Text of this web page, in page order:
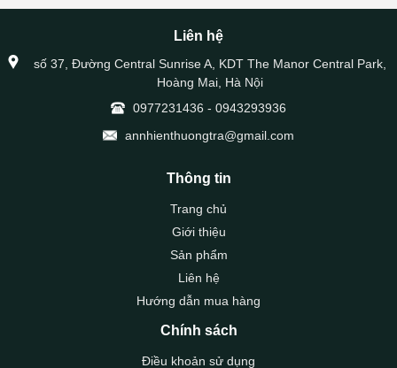
Liên hệ
số 37, Đường Central Sunrise A, KDT The Manor Central Park,
Hoàng Mai, Hà Nội
0977231436 - 0943293936
annhienthuongtra@gmail.com
Thông tin
Trang chủ
Giới thiệu
Sản phẩm
Liên hệ
Hướng dẫn mua hàng
Chính sách
Điều khoản sử dụng